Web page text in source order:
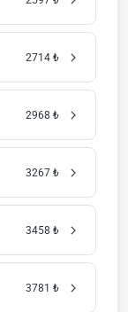
2714 ₺
2968 ₺
3267 ₺
3458 ₺
3781 ₺